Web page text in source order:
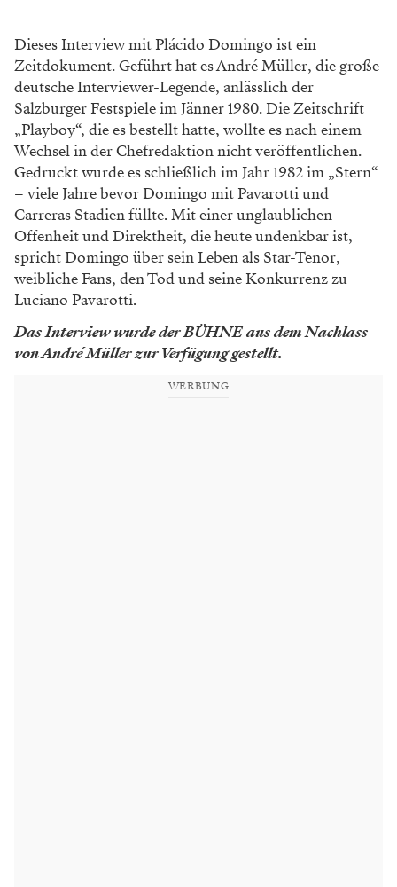
Dieses Interview mit Plácido Domingo ist ein
Zeitdokument. Geführt hat es André Müller, die große
deutsche Interviewer-Legende, anlässlich der
Salzburger Festspiele im Jänner 1980. Die Zeitschrift
„Playboy“, die es bestellt hatte, wollte es nach einem
Wechsel in der Chef­redaktion nicht veröffentlichen.
Gedruckt wurde es schließlich im Jahr 1982 im „Stern“
– viele Jahre bevor Domingo mit Pavarotti und
Carreras Stadien füllte. Mit einer unglaublichen
Offenheit und Direktheit, die heute undenkbar ist,
spricht Domingo über sein Leben als Star-Tenor,
weibliche Fans, den Tod und seine Konkurrenz zu
Luciano Pavarotti.
Das Interview wurde der BÜHNE aus dem Nachlass
von André ­Müller zur Verfügung gestellt.
WERBUNG